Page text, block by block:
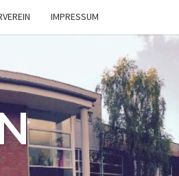
IMPRESSUM